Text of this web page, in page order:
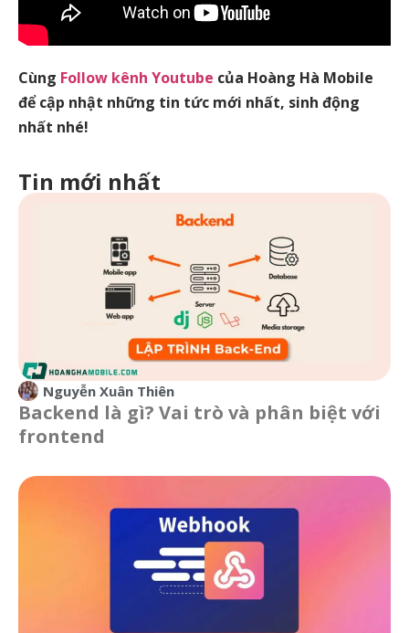
Cùng Follow kênh Youtube của Hoàng Hà Mobile
để cập nhật những tin tức mới nhất, sinh động
nhất nhé!
Tin mới nhất
Nguyễn Xuân Thiên
Backend là gì? Vai trò và phân biệt với
frontend